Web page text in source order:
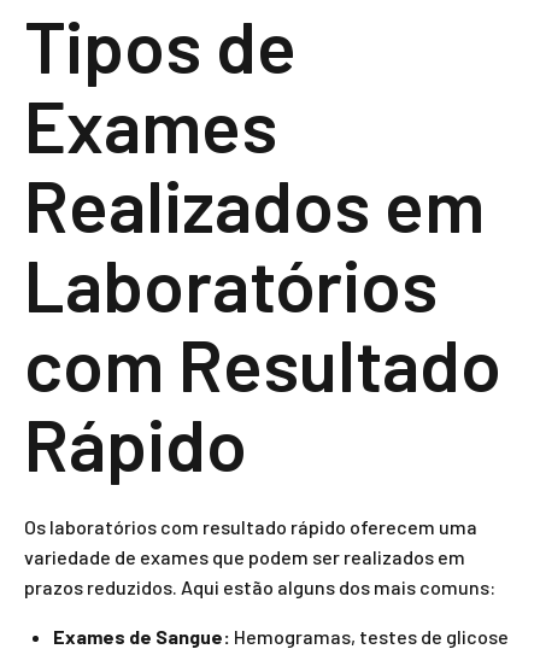
Tipos de
Exames
Realizados em
Laboratórios
com Resultado
Rápido
Os laboratórios com resultado rápido oferecem uma
variedade de exames que podem ser realizados em
prazos reduzidos. Aqui estão alguns dos mais comuns:
Exames de Sangue: Hemogramas, testes de glicose